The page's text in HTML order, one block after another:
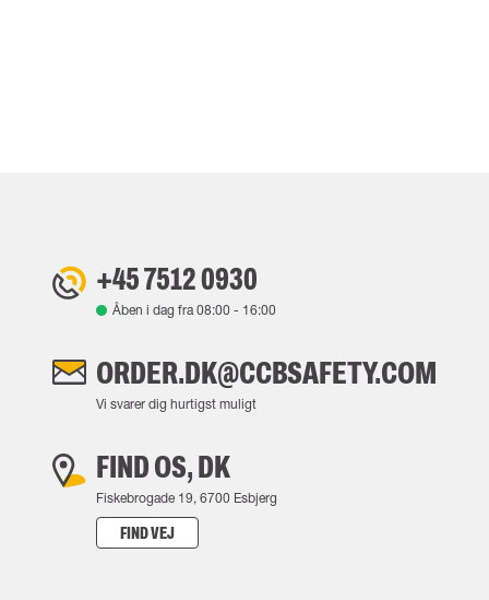
+45 7512 0930
Åben i dag fra08:00 - 16:00
ORDER.DK@CCBSAFETY.COM
Vi svarer dig hurtigst muligt
FIND OS, DK
Fiskebrogade 19, 6700 Esbjerg
FIND VEJ